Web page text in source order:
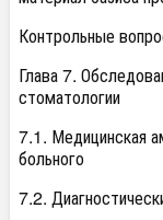
Контрольные
Глава 7.
стоматологии
7.1. Медицинская
больного
7.2.